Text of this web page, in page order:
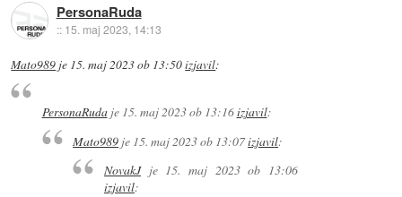
PersonaRuda
:: 15. maj 2023, 14:13
Mato989 je 15. maj 2023 ob 13:50izjavil:
PersonaRudaje 15. maj 2023 ob 13:16izjavil:
Mato989 je 15. maj 2023 ob 13:07izjavil:
NovakJje 15. maj 2023 ob 13:06
izjavil: